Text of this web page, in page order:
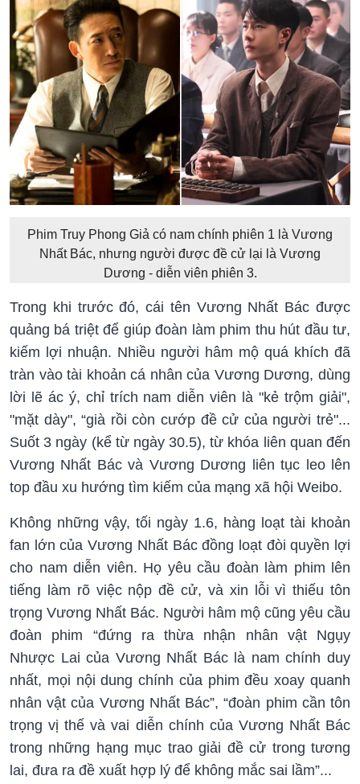
Phim Truy Phong Giả có nam chính phiên 1 là Vương
Nhất Bác, nhưng người được đề cử lại là Vương
Dương - diễn viên phiên 3.
Trong khi trước đó, cái tên Vương Nhất Bác được
quảng bá triệt để giúp đoàn làm phim thu hút đầu tư,
kiếm lợi nhuận. Nhiều người hâm mộ quá khích đã
tràn vào tài khoản cá nhân của Vương Dương, dùng
lời lẽ ác ý, chỉ trích nam diễn viên là "kẻ trộm giải",
"mặt dày", “già rồi còn cướp đề cử của người trẻ"...
Suốt 3 ngày (kể từ ngày 30.5), từ khóa liên quan đến
Vương Nhất Bác và Vương Dương liên tục leo lên
top đầu xu hướng tìm kiếm của mạng xã hội Weibo.
Không những vậy, tối ngày 1.6, hàng loạt tài khoản
fan lớn của Vương Nhất Bác đồng loạt đòi quyền lợi
cho nam diễn viên. Họ yêu cầu đoàn làm phim lên
tiếng làm rõ việc nộp đề cử, và xin lỗi vì thiếu tôn
trọng Vương Nhất Bác. Người hâm mộ cũng yêu cầu
đoàn phim “đứng ra thừa nhận nhân vật Ngụy
Nhược Lai của Vương Nhất Bác là nam chính duy
nhất, mọi nội dung chính của phim đều xoay quanh
nhân vật của Vương Nhất Bác”, “đoàn phim cần tôn
trọng vị thế và vai diễn chính của Vương Nhất Bác
trong những hạng mục trao giải đề cử trong tương
lai, đưa ra đề xuất hợp lý để không mắc sai lầm”...